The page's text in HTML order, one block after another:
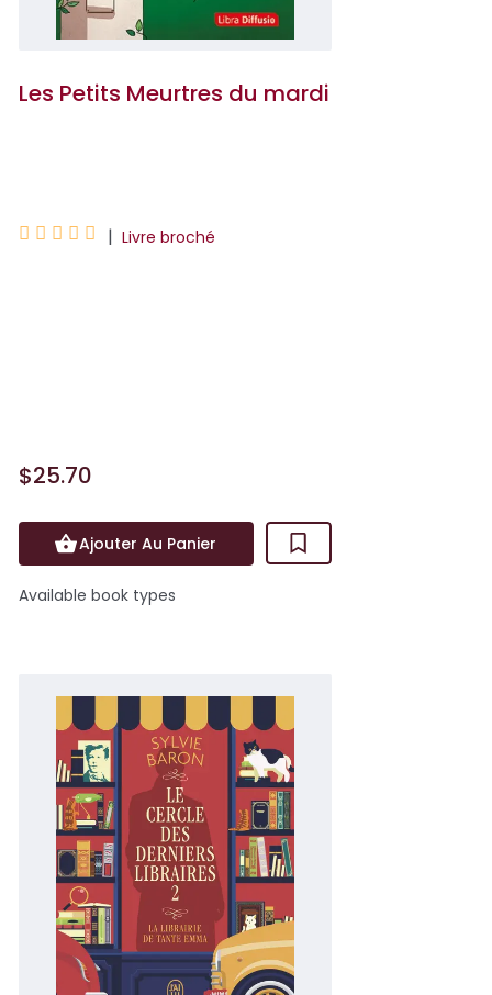
Les Petits Meurtres du mardi
     | Livre broché
$25.70
Ajouter Au Panier
Available book types